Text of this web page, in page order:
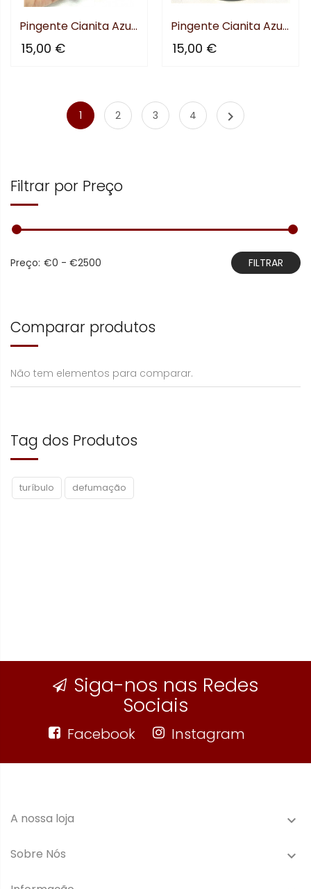
Pingente Cianita Azul com...
15,00 €
Pingente Cianita Azul com...
15,00 €
1 2 3 4 
Filtrar por Preço
Preço: €0 - €2500
Comparar produtos
Não tem elementos para comparar.
Tag dos Produtos
turíbulo defumação
Siga-nos nas Redes
Sociais
Facebook Instagram
A nossa loja 
Sobre Nós 